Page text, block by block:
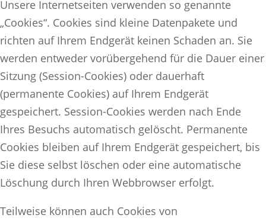
Unsere Internetseiten verwenden so genannte
„Cookies“. Cookies sind kleine Datenpakete und
richten auf Ihrem Endgerät keinen Schaden an. Sie
werden entweder vorübergehend für die Dauer einer
Sitzung (Session-Cookies) oder dauerhaft
(permanente Cookies) auf Ihrem Endgerät
gespeichert. Session-Cookies werden nach Ende
Ihres Besuchs automatisch gelöscht. Permanente
Cookies bleiben auf Ihrem Endgerät gespeichert, bis
Sie diese selbst löschen oder eine automatische
Löschung durch Ihren Webbrowser erfolgt.
Teilweise können auch Cookies von